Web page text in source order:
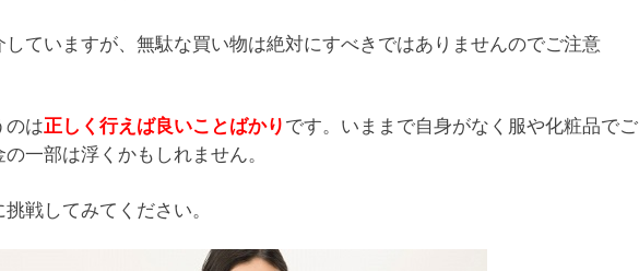
ていますが、無駄な買い物は絶対にすべきではありませんのでご注意
のは正しく行えば良いことばかりです。いままで自身がなく服や化粧品でご
一部は浮くかもしれません。
戦してみてください。